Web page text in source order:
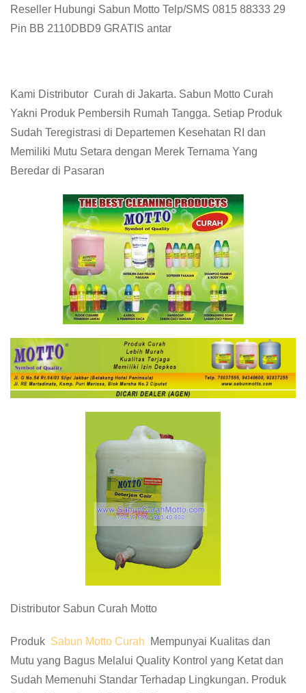
Reseller Hubungi Sabun Motto Telp/SMS 0815 88333 29
Pin BB 2110DBD9 GRATIS antar
Kami Distributor Curah di Jakarta. Sabun Motto Curah
Yakni Produk Pembersih Rumah Tangga. Setiap Produk
Sudah Teregistrasi di Departemen Kesehatan RI dan
Memiliki Mutu Setara dengan Merek Ternama Yang
Beredar di Pasaran
Distributor Sabun Curah Motto
Produk Sabun Motto Curah
Mempunyai Kualitas dan
Mutu yang Bagus Melalui Quality Kontrol yang Ketat dan
Sudah Memenuhi Standar Terhadap Lingkungan. Produk